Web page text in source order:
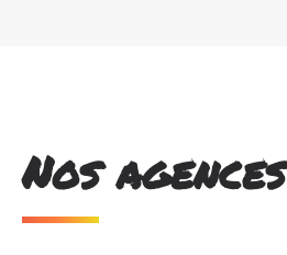
Nos agences